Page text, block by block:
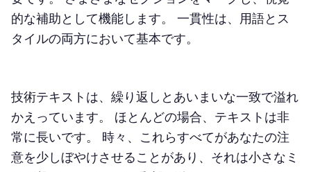
的な補助として機能します。 一貫性は、用語とス
タイルの両方において基本です。
技術テキストは、繰り返しとあいまいな一致で溢れ
かえっています。 ほとんどの場合、テキストは非
常に長いです。 時々、これらすべてがあなたの注
意を少しぼやけさせることがあり、それは小さなミ